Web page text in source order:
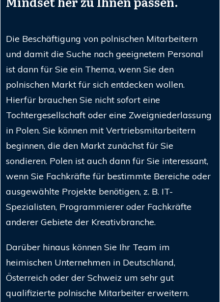
Die Beschäftigung von polnischen Mitarbeitern
und damit die Suche nach geeignetem Personal
ist dann für Sie ein Thema, wenn Sie den
polnischen Markt für sich entdecken wollen.
Hierfür brauchen Sie nicht sofort eine
Tochtergesellschaft oder eine Zweigniederlassung
in Polen. Sie können mit Vertriebsmitarbeitern
beginnen, die den Markt zunächst für Sie
sondieren. Polen ist auch dann für Sie interessant,
wenn Sie Fachkräfte für bestimmte Bereiche oder
ausgewählte Projekte benötigen, z. B. IT-
Spezialisten, Programmierer oder Fachkräfte
anderer Gebiete der Kreativbranche.
Darüber hinaus können Sie Ihr Team im
heimischen Unternehmen in Deutschland,
Österreich oder der Schweiz um sehr gut
qualifizierte polnische Mitarbeiter erweitern.